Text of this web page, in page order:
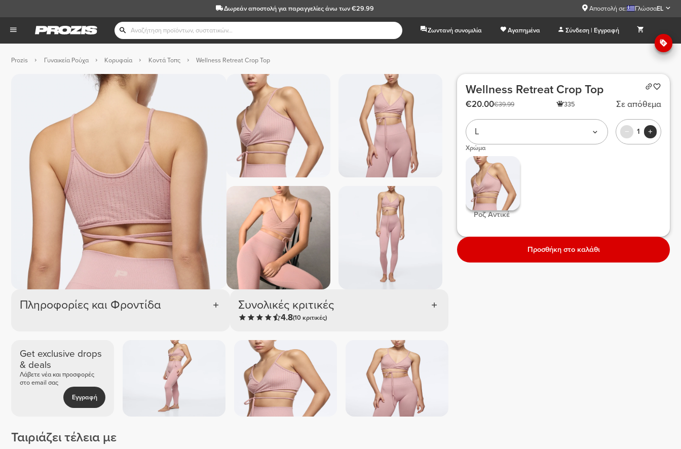
Δωρεάν αποστολήγια παραγγελίες άνω των €29.99 Αποστολή σε: ΓλώσσαEL
Ζωντανή συνομιλία Αγαπημένα Σύνδεση | Εγγραφή
Prozis Γυναικεία Ρούχα Κορυφαία Κοντά Τοπς Wellness Retreat Crop Top
Πληροφορίες και Φροντίδα Συνολικές κριτικές
4.8(10 κριτικές)
Get exclusive drops
& deals
Λάβετε νέα και προσφορές
στο email σας
Εγγραφή
Ταιριάζει τέλεια με
Wellness Retreat Crop Top
€39.99
€20.00 335 Σε απόθεμα
L 1
Χρώμα
Ροζ Αντικέ
Προσθήκη στο καλάθι